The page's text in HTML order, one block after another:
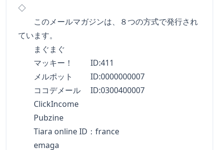
◇
このメールマガジンは、８つの方式で発行され
ています。
まぐまぐ
マッキー！ ID:411
メルポット ID:0000000007
ココデメール ID:0300400007
ClickIncome
Pubzine
Tiara online ID：france
emaga